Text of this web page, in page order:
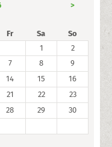
>
Fr Sa
So
1
2
7 8
9
14 15
16
21 22
23
28 29
30